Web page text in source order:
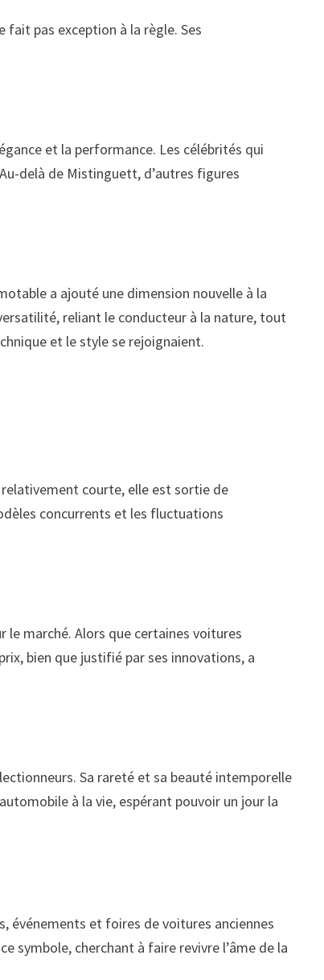
pas exception à la règle. Ses
et la performance. Les célébrités qui
delà de Mistinguett, d’autres figures
a ajouté une dimension nouvelle à la
reliant le conducteur à la nature, tout
et le style se rejoignaient.
relativement courte, elle est sortie de
concurrents et les fluctuations
le marché. Alors que certaines voitures
bien que justifié par ses innovations, a
Sa rareté et sa beauté intemporelle
à la vie, espérant pouvoir un jour la
événements et foires de voitures anciennes
symbole, cherchant à faire revivre l’âme de la